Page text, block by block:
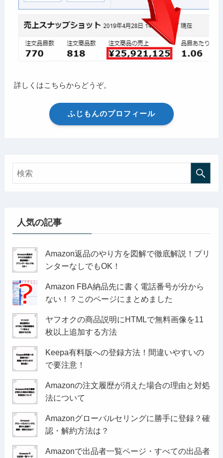
詳しくはこちらからどうぞ。
ふじもんのプロフィール
人気の記事
Amazon返品のやり方を図解で徹底解説！プリ
ンターなしでもOK！
Amazon FBA納品先に書く電話番号が分から
ない！？このページにまとめました
ヤフオクの商品説明にHTMLで無料画像を11
枚以上追加する方法
Keepa有料版への登録方法！間違いやすいの
で要注意！
Amazonの注文履歴が消えた場合の理由と対処
法について
Amazonグローバルセリングに勝手に登録？確
認・解約方法は？
Amazonで出品者一覧ページ・すべての出品者